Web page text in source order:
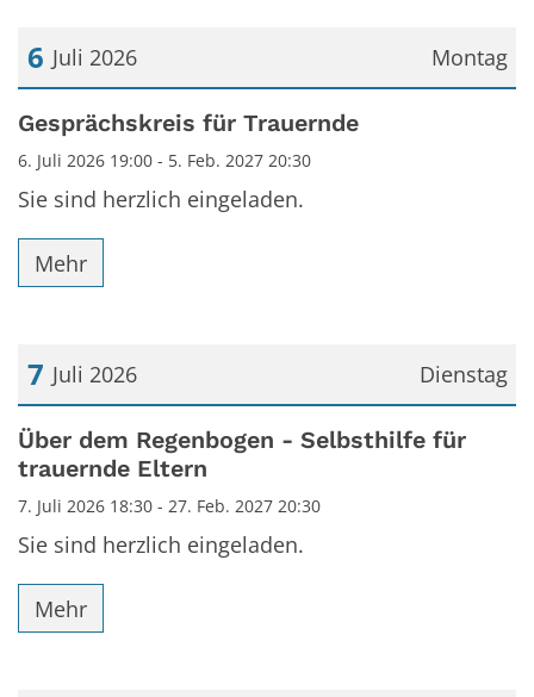
Montag
6 Juli 2026
Datum: 6. Juli 2026
Gesprächskreis für Trauernde
6. Juli 2026 19:00 - 5. Feb. 2027 20:30
Sie sind herzlich eingeladen.
Mehr
Dienstag
7 Juli 2026
Datum: 7. Juli 2026
Über dem Regenbogen - Selbsthilfe für
trauernde Eltern
7. Juli 2026 18:30 - 27. Feb. 2027 20:30
Sie sind herzlich eingeladen.
Mehr